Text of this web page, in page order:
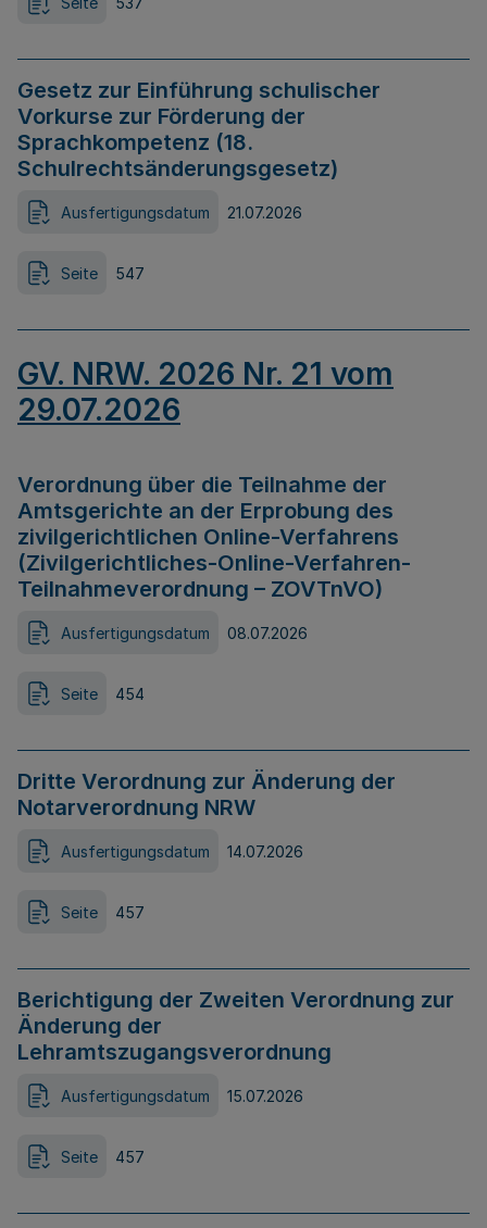
Gesetz zur Einführung schulischer
Vorkurse zur Förderung der
Sprachkompetenz (18.
Schulrechtsänderungsgesetz)
Ausfertigungsdatum 21.07.2026
Seite 547
GV. NRW. 2026 Nr. 21 vom
29.07.2026
Verordnung über die Teilnahme der
Amtsgerichte an der Erprobung des
zivilgerichtlichen Online-Verfahrens
(Zivilgerichtliches-Online-Verfahren-
Teilnahmeverordnung – ZOVTnVO)
Ausfertigungsdatum 08.07.2026
Seite 454
Dritte Verordnung zur Änderung der
Notarverordnung NRW
Ausfertigungsdatum 14.07.2026
Seite 457
Berichtigung der Zweiten Verordnung zur
Änderung der
Lehramtszugangsverordnung
Ausfertigungsdatum 15.07.2026
Seite 457